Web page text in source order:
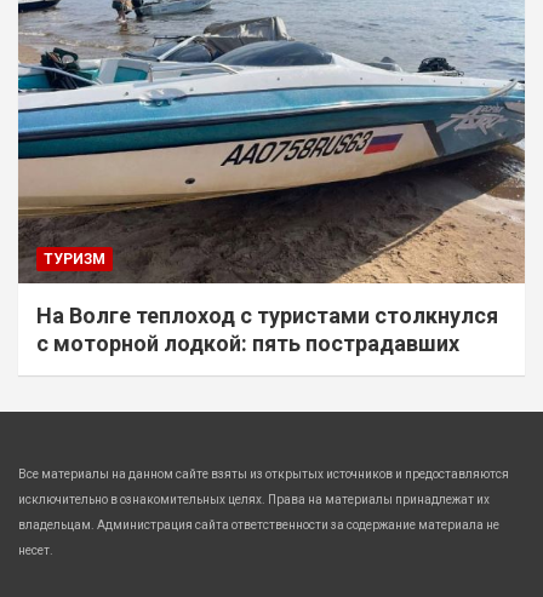
ТУРИЗМ
На Волге теплоход с туристами столкнулся
с моторной лодкой: пять пострадавших
Все материалы на данном сайте взяты из открытых источников и предоставляются
исключительно в ознакомительных целях. Права на материалы принадлежат их
владельцам. Администрация сайта ответственности за содержание материала не
несет.